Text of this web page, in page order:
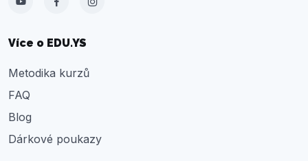
Více o EDU.YS
Metodika kurzů
FAQ
Blog
Dárkové poukazy